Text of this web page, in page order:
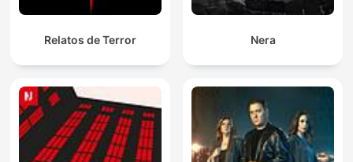
Relatos de Terror Nera